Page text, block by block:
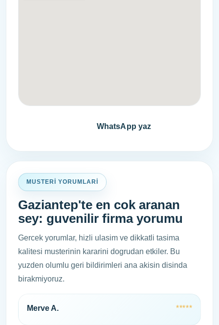
WhatsApp yaz
MUSTERI YORUMLARI
Gaziantep'te en cok aranan
sey: guvenilir firma yorumu
Gercek yorumlar, hizli ulasim ve dikkatli tasima
kalitesi musterinin kararini dogrudan etkiler. Bu
yuzden olumlu geri bildirimleri ana akisin disinda
birakmiyoruz.
Merve A. *****